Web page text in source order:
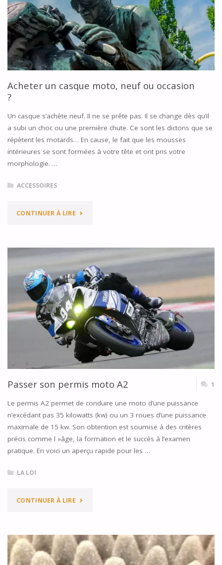
/
CHAUSSURES
MOTO"
Acheter un casque moto, neuf ou occasion
?
Un casque s’achète neuf. Il ne se prête pas. Il se change dès qu’il
a subi un choc ou une première chute. Ce sont les dictons que se
répètent les motards… En cause, le fait que les mousses
intérieures se sont formées à votre tête et ont pris votre
morphologie. …
ACCESSOIRES
CONTINUER À LIRE"ACHETER
CASQUE
MOTO,
NEUF
OU
OCCASION
?"
Passer son permis moto A2 1
Le permis A2 permet de conduire une moto d’une puissance
n’excédant pas 35 kilowatts (kw) ou un 3 roues d’une puissance
maximale de 15 kw. Son obtention est soumise à des critères
précis comme l »âge, la formation et le succès à l’examen
pratique. En voici un aperçu rapide pour les …
LA LOI
CONTINUER À LIRE"PASSER
PERMIS
MOTO